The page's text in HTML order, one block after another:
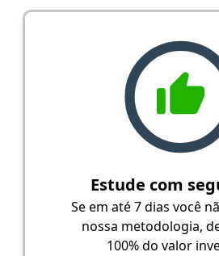
Estude com
Se em até 7 dias você
nossa metodologia,
100% do valor